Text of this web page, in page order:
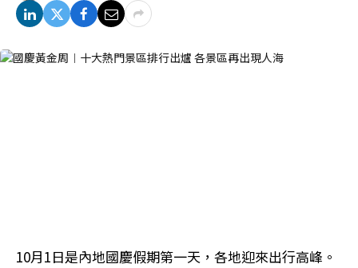
10月1日是內地國慶假期第一天，各地迎來出行高峰。